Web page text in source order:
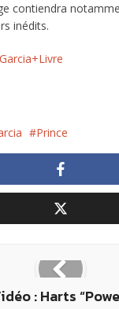
contiendra
inédits.
Prince
: Harts